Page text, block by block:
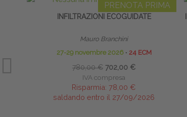
PRENOTA PRIMA
INFILTRAZIONI ECOGUIDATE
Mauro Branchini
27-29 novembre 2026 ∙ 24 ECM
780,00 € 702,00 €
IVA compresa
Risparmia: 78,00 €
saldando entro il 27/09/2026